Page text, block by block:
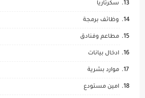
سكرتاريا
وظائف برمجة
مطاعم وفنادق
ادخال بيانات
موارد بشرية
امين مستودع